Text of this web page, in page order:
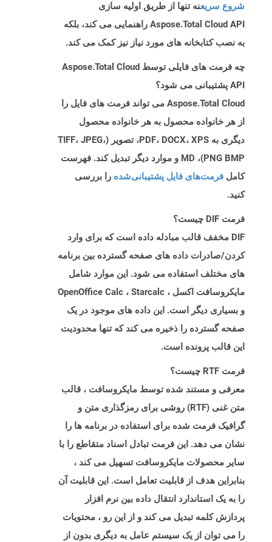
شروع سریعنه تنها از طریق اولیه سازی
Aspose.Total Cloud API راهنمایی می کند، بلکه
به نصب کتابخانه های مورد نیاز نیز کمک می کند.
چه فرمت های فایلی توسط Aspose.Total Cloud
API پشتیبانی می شود؟
Aspose.Total Cloud می تواند فرمت های فایل را
از هر خانواده محصول به هر خانواده محصول
دیگری به PDF، DOCX، XPS، تصویر (TIFF، JPEG،
PNG BMP)، MD و موارد دیگر تبدیل کند. فهرست
کامل فرمت‌های فایل پشتیبانی‌شده را بررسی
کنید.
فرمت DIF چیست؟
DIF مخفف قالب مبادله داده است که برای وارد
کردن/صادرات داده های صفحه گسترده بین برنامه
های مختلف استفاده می شود. این موارد شامل
مایکروسافت اکسل ، OpenOffice Calc ، Starcalc
و بسیاری دیگر است. این داده های موجود در یک
صفحه گسترده را ذخیره می کند که تنها محدودیت
این قالب پرونده است.
فرمت RTF چیست؟
معرفی و مستند شده توسط مایکروسافت ، قالب
متن غنی (RTF) روشی برای رمزگذاری متن و
گرافیک فرمت شده برای استفاده در برنامه ها را
نشان می دهد. این فرمت تبادل اسناد متقاطع را با
سایر محصولات مایکروسافت تسهیل می کند ،
بنابراین هدف از قابلیت تعامل است. این قابلیت آن
را به یک استاندارد انتقال داده بین نرم افزار
پردازش کلمه تبدیل می کند و از این رو ، محتویات
را می توان از یک سیستم عامل به دیگری بدون از